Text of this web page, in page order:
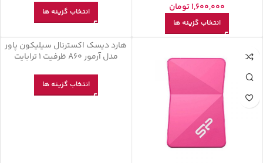
1,600,000تومان
انتخاب گزینه ها
انتخاب گزینه ها
اتمام موجودی
هارد دیسک اکسترنال سیلیکون پاور
مدل آرمور A60 ظرفیت 1 ترابایت
انتخاب گزینه ها